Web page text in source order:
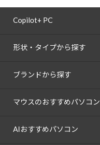
Windows 11
Copilot+ PC
形状・タイプから探す
ブランドから探す
マウスのおすすめパソコン
AIおすすめパソコン